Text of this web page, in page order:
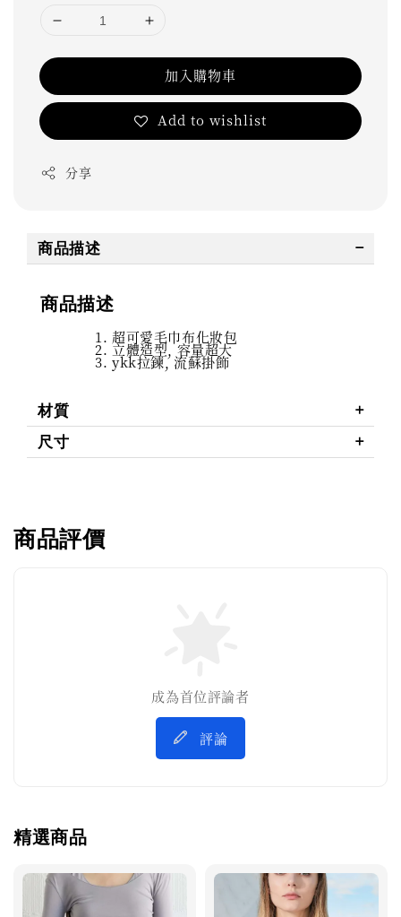
加入購物車
Add to wishlist
分享
商品描述
商品描述
超可愛毛巾布化妝包
立體造型, 容量超大
ykk拉鍊, 流蘇掛飾
材質
尺寸
商品評價
成為首位評論者
評論
精選商品